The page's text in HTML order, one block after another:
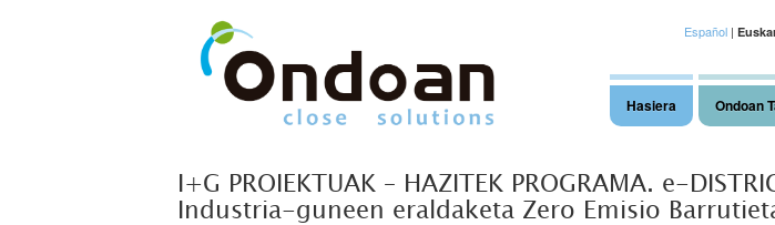
Español|
Hasiera Ondoan
I+G PROIEKTUAK – HAZITEK PROGRAMA. e-
Industria-guneen eraldaketa Zero Emisio